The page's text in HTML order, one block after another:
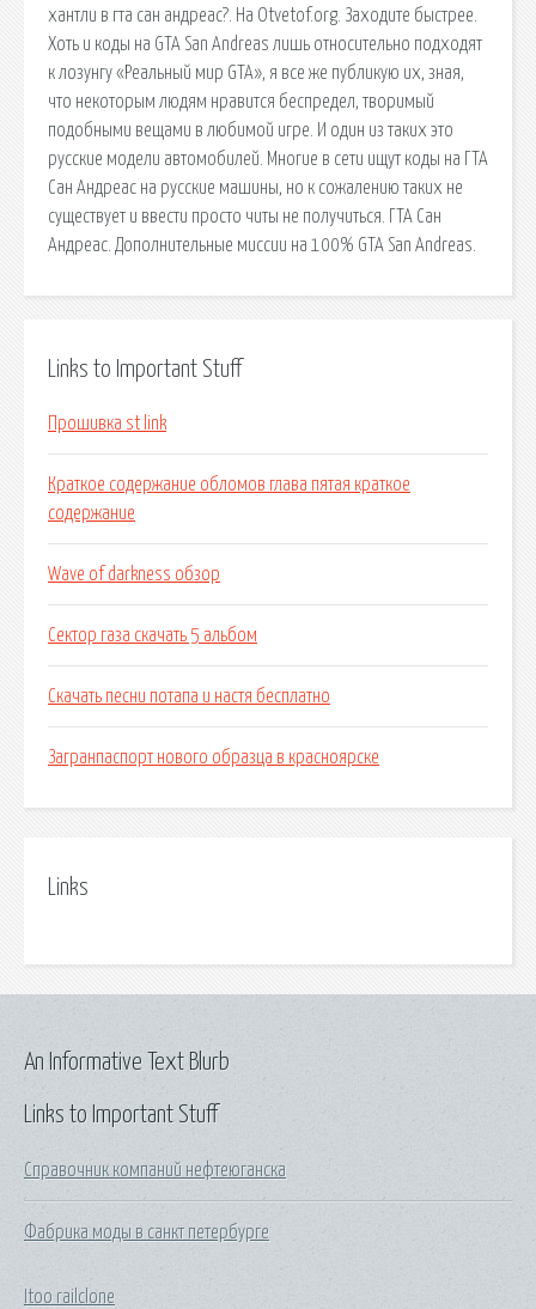
хантли в гта сан андреас?. На Otvetof.org. Заходите быстрее.
Хоть и коды на GTA San Andreas лишь относительно подходят
к лозунгу «Реальный мир GTA», я все же публикую их, зная,
что некоторым людям нравится беспредел, творимый
подобными вещами в любимой игре. И один из таких это
русские модели автомобилей. Многие в сети ищут коды на ГТА
Сан Андреас на русские машины, но к сожалению таких не
существует и ввести просто читы не получиться. ГТА Сан
Андреас. Дополнительные миссии на 100% GTA San Andreas.
Links to Important Stuff
Прошивка st link
Краткое содержание обломов глава пятая краткое
содержание
Wave of darkness обзор
Сектор газа скачать 5 альбом
Скачать песни потапа и настя бесплатно
Загранпаспорт нового образца в красноярске
Links
Links to Important Stuff
Справочник компаний нефтеюганска
Фабрика моды в санкт петербурге
Itoo railclone
An Informative Text Blurb